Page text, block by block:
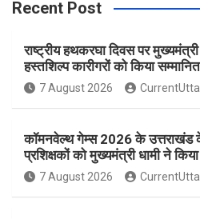
c
e
b
o
s
t
a
g
n
t
e
r
Recent Post
राष्ट्रीय हथकरघा दिवस पर
हस्तशिल्प कारीगरों को किया सम्मानित
7 August 2026
कॉमनवेल्थ गेम्स 2026 के
प्रशिक्षकों को मुख्यमंत्री धामी ने
7 August 2026